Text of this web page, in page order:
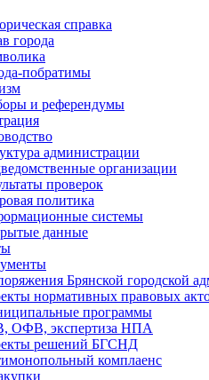
справка
города
побратимы
и референдумы
администрации
организации
проверок
политика
системы
данные
Брянской городской
нормативных правовых
программы
ОФВ, экспертиза НПА
решений БГСНД
комплаенс